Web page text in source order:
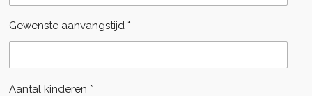
Gewenste aanvangstijd *
Aantal kinderen *